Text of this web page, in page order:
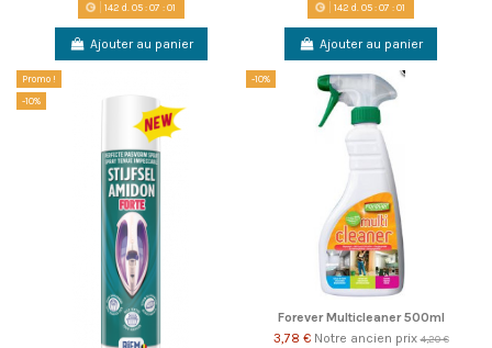
142 d. 05:07 :00
Ajouter au panier
142 d. 05:07 :00
Ajouter au panier
Promo !
-10%
-10%
Forever Multicleaner 500ml
3,78 € Notre ancien prix4,20 €